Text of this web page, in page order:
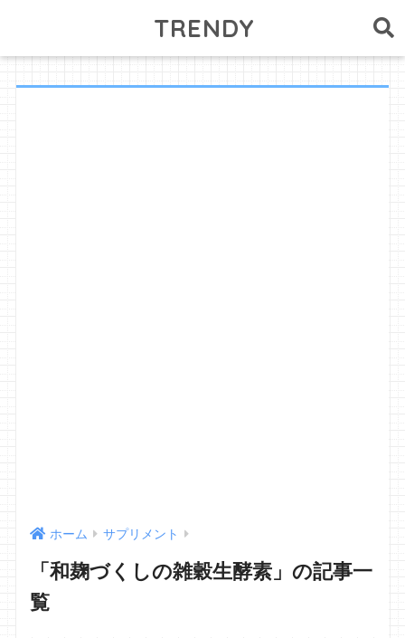
TRENDY
ホーム サプリメント
「和麹づくしの雑穀生酵素」の記事一
覧